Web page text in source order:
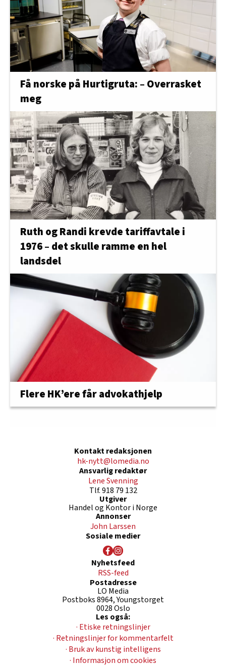
Få norske på Hurtigruta: – Overrasket
meg
Ruth og Randi krevde tariffavtale i
1976 – det skulle ramme en hel
landsdel
Flere HK’ere får advokathjelp
Kontakt redaksjonen
hk-nytt@lomedia.no
Ansvarlig redaktør
Lene Svenning
Tlf. 918 79 132
Utgiver
Handel og Kontor i Norge
Annonser
John Larssen
Sosiale medier
Nyhetsfeed
RSS-feed
Postadresse
LO Media
Postboks 8964, Youngstorget
0028 Oslo
Les også:
· Etiske retningslinjer
· Retningslinjer for kommentarfelt
· Bruk av kunstig intelligens
· Informasjon om cookies